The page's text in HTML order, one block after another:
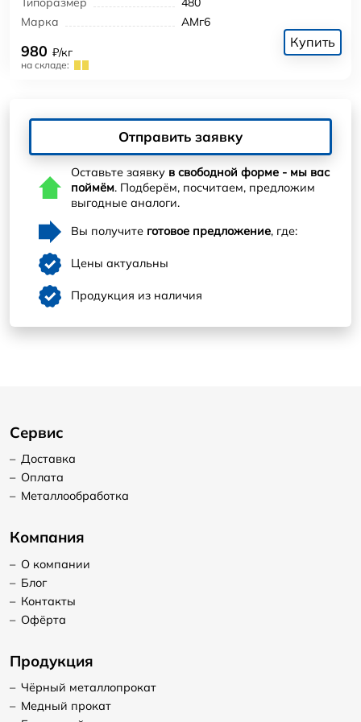
Марка
АМг6
980 ₽/кг
на складе:
Купить
Отправить заявку
Оставьте заявку в свободной форме - мы вас
поймём. Подберём, посчитаем, предложим
выгодные аналоги.
Вы получите готовое предложение, где:
Цены актуальны
Продукция из наличия
Сервис
– Доставка
– Оплата
– Металлообработка
Компания
– О компании
– Блог
– Контакты
– Офёрта
Продукция
– Чёрный металлопрокат
– Медный прокат